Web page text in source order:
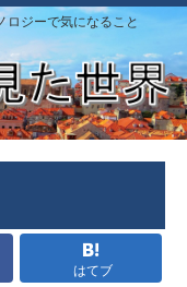
ロジーで気になること
はてブ